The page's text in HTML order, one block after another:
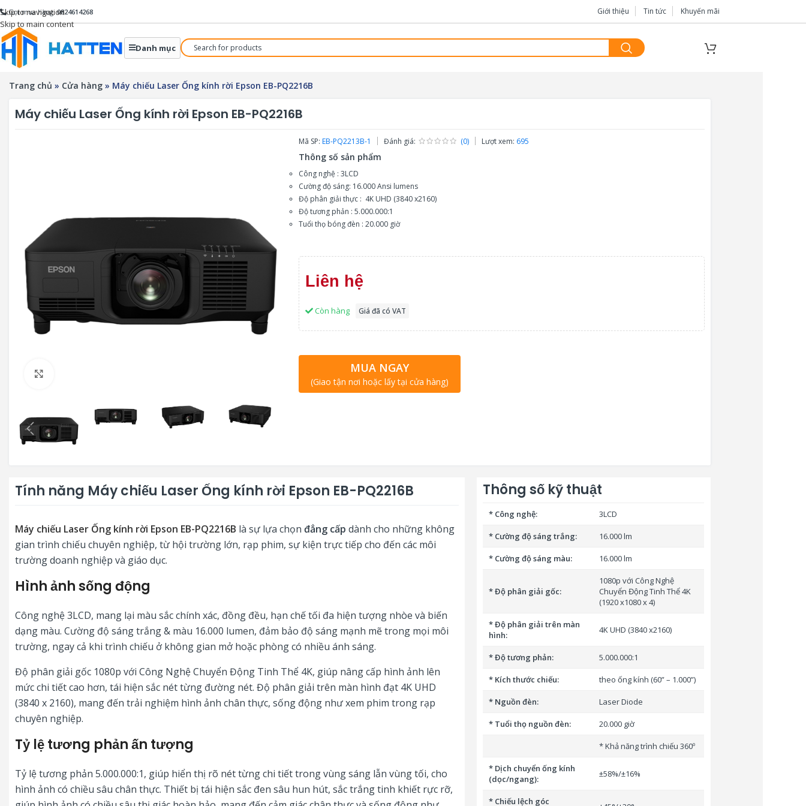
Skip to navigation
Skip to main content
Gọi mua hàng:0824614268 Giới thiệu Tin tức Khuyến mãi
Danh mục
Trang chủ » Cửa hàng » Máy chiếu Laser Ống kính rời Epson EB-PQ2216B
Máy chiếu Laser Ống kính rời Epson EB-PQ2216B
Mã SP: EB-PQ2213B-1 Đánh giá: (0) Lượt xem: 695
Thông số sản phẩm
Công nghệ : 3LCD
Cường độ sáng: 16.000 Ansi lumens
Độ phân giải thực : 4K UHD (3840 x2160)
Độ tương phản : 5.000.000:1
Tuổi thọ bóng đèn : 20.000 giờ
Liên hệ
Còn hàng Giá đã có VAT
MUA NGAY
(Giao tận nơi hoặc lấy tại cửa hàng)
Tính năng Máy chiếu Laser Ống kính rời Epson EB-PQ2216B
Máy chiếu Laser Ống kính rời Epson EB-PQ2216B là sự lựa chọn đẳng cấp dành cho những không
gian trình chiếu chuyên nghiệp, từ hội trường lớn, rạp phim, sự kiện trực tiếp cho đến các môi
trường doanh nghiệp và giáo dục.
Hình ảnh sống động
Công nghệ 3LCD, mang lại màu sắc chính xác, đồng đều, hạn chế tối đa hiện tượng nhòe và biến
dạng màu. Cường độ sáng trắng & màu 16.000 lumen, đảm bảo độ sáng mạnh mẽ trong mọi môi
trường, ngay cả khi trình chiếu ở không gian mở hoặc phòng có nhiều ánh sáng.
Độ phân giải gốc 1080p với Công Nghệ Chuyển Động Tinh Thể 4K, giúp nâng cấp hình ảnh lên
mức chi tiết cao hơn, tái hiện sắc nét từng đường nét. Độ phân giải trên màn hình đạt 4K UHD
(3840 x 2160), mang đến trải nghiệm hình ảnh chân thực, sống động như xem phim trong rạp
chuyên nghiệp.
Tỷ lệ tương phản ấn tượng
Tỷ lệ tương phản 5.000.000:1, giúp hiển thị rõ nét từng chi tiết trong vùng sáng lẫn vùng tối, cho
hình ảnh có chiều sâu chân thực. Thiết bị tái hiện sắc đen sâu hun hút, sắc trắng tinh khiết rực rỡ,
Thông số kỹ thuật
* Công nghệ: 3LCD
* Cường độ sáng trắng: 16.000 lm
* Cường độ sáng màu: 16.000 lm
* Độ phân giải gốc:
1080p với Công Nghệ
Chuyển Động Tinh Thể 4K
(1920 x1080 x 4)
* Độ phân giải trên màn
hình:
4K UHD (3840 x2160)
* Độ tương phản: 5.000.000:1
* Kích thước chiếu: theo ống kính (60” – 1.000”)
* Nguồn đèn: Laser Diode
* Tuổi thọ nguồn đèn: 20.000 giờ
* Khả năng trình chiếu 360º
* Dịch chuyển ống kính
(dọc/ngang):
±58%/±16%
* Chiếu lệch góc